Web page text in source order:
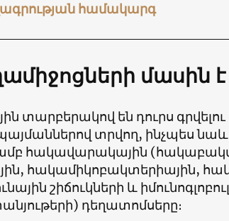
համակարգ
մասին
տարբերակով են դուրս
տրվող, ինչպես
հակավարակային
հակամիկոբակտերիային,
շիճուկների և
դեղատոմսերը։